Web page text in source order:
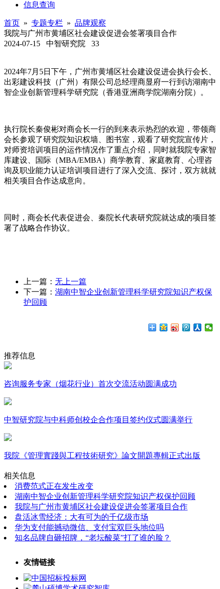
信息查询
首页 » 专题专栏 » 品牌观察
我院与广州市黄埔区社会建设促进会签署项目合作
2024-07-15 中智研究院 33
2024年7月5日下午，广州市黄埔区社会建设促进会执行会长、
出彩建设科技（广州）有限公司总经理商显府一行到访湖南中
智企业创新管理科学研究院（香港亚洲商学院湖南分院）。
执行院长秦俊彬对商会长一行的到来表示热烈的欢迎，带领商
会长参观了研究院知识权墙、图书室，观看了研究院宣传片，
对师资培训项目的运作情况作了重点介绍，同时就我院专家智
库建设、国际（MBA/EMBA）商学教育、家庭教育、心理咨
询及职业能力认证培训项目进行了深入交流、探讨，双方就就
相关项目合作达成意向。
同时，商会长代表促进会、秦院长代表研究院就达成的项目签
署了战略合作协议。
上一篇： 无上一篇
下一篇： 湖南中智企业创新管理科学研究院知识产权保
护回顾
推荐信息
咨询服务专家（烟花行业）首次交流活动圆满成功
中智研究院与中科师创校企合作项目签约仪式圆满举行
我院《管理實踐與工程技術研究》論文開題專輯正式出版
相关信息
消费范式正在发生改变
湖南中智企业创新管理科学研究院知识产权保护回顾
我院与广州市黄埔区社会建设促进会签署项目合作
盘活冰雪经济：大有可为的千亿级市场
华为支付能撼动微信、支付宝双巨头地位吗
知名品牌自砸招牌，“老坛酸菜”打了谁的脸？
友情链接